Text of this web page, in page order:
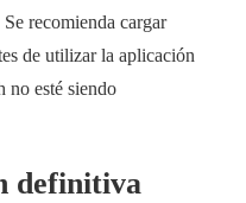
recomienda cargar
de utilizar la aplicación
no esté siendo
definitiva